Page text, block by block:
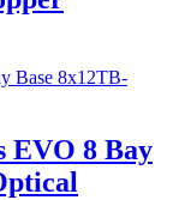
EVO 8 Bay